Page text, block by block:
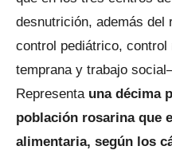
desnutrición, además del
control pediátrico,
temprana y trabajo
Representauna décima
población rosarina que
alimentaria, según los